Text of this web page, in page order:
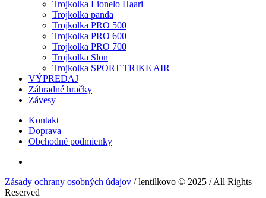
Trojkolka Lionelo Haari
Trojkolka panda
Trojkolka PRO 500
Trojkolka PRO 600
Trojkolka PRO 700
Trojkolka Slon
Trojkolka SPORT TRIKE AIR
VÝPREDAJ
Záhradné hračky
Závesy
Kontakt
Doprava
Obchodné podmienky
Zásady ochrany osobných údajov / lentilkovo © 2025 / All Rights
Reserved